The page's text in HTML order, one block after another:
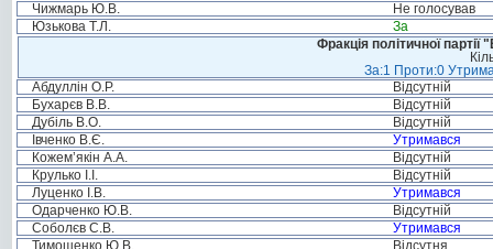
Чижмарь Ю.В.
Не голосував
Юзькова Т.Л.
За
Фракція політичної
За:1 Проти:0
Абдуллін О.Р.
Відсутній
Бухарєв В.В.
Відсутній
Дубіль В.О.
Відсутній
Івченко В.Є.
Утримався
Кожем’якін А.А.
Відсутній
Крулько І.І.
Відсутній
Луценко І.В.
Утримався
Одарченко Ю.В.
Відсутній
Соболєв С.В.
Утримався
Тимошенко Ю.В.
Відсутня